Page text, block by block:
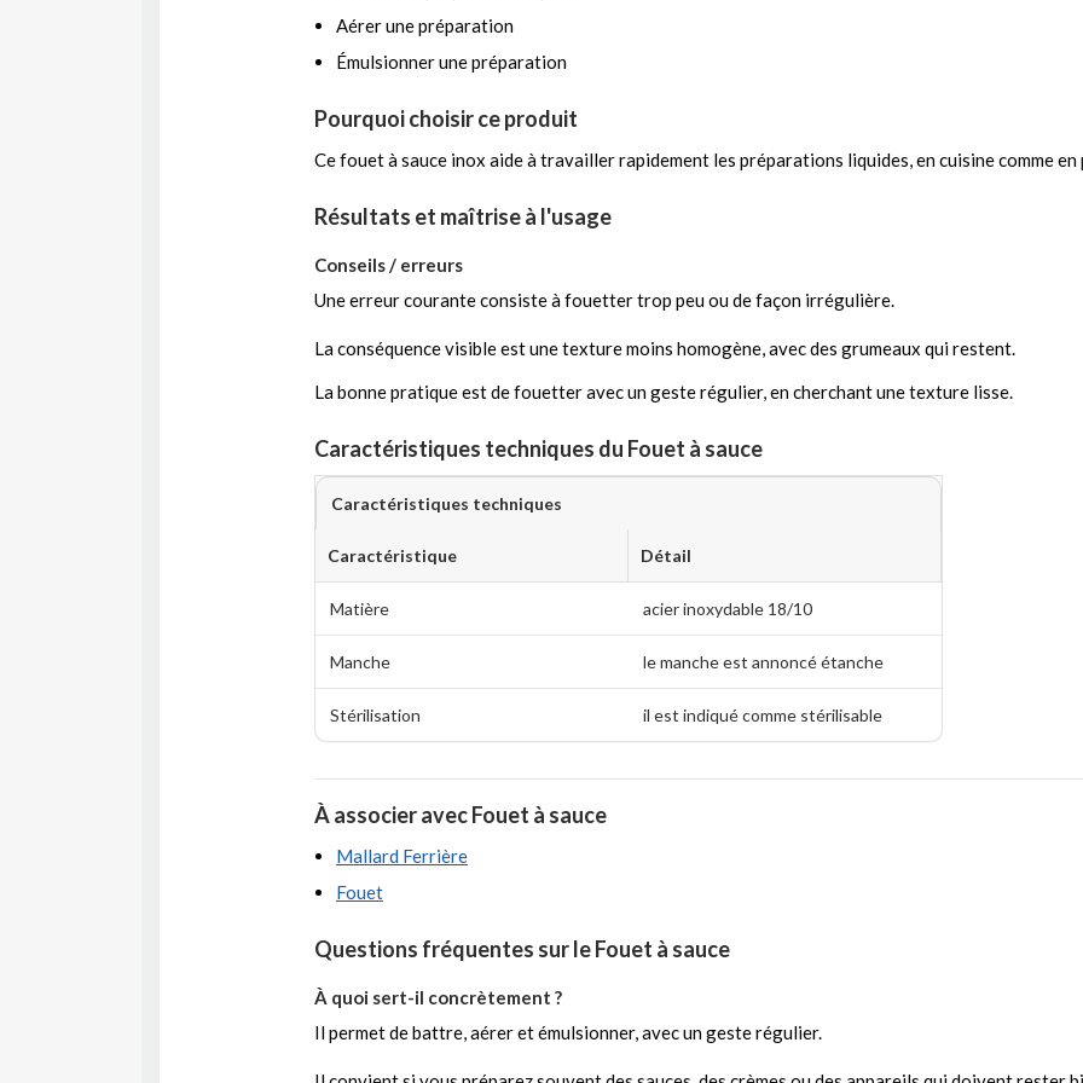
Aérer une préparation
Émulsionner une préparation
Pourquoi choisir ce produit
Ce fouet à sauce inox aide à travailler rapidement les préparations liquides, en cuisine comme
Résultats et maîtrise à l'usage
Conseils / erreurs
Une erreur courante consiste à fouetter trop peu ou de façon irrégulière.
La conséquence visible est une texture moins homogène, avec des grumeaux qui restent.
La bonne pratique est de fouetter avec un geste régulier, en cherchant une texture lisse.
Caractéristiques techniques du Fouet à sauce
Caractéristiques techniques
Caractéristique Détail
Matière acier inoxydable 18/10
Manche le manche est annoncé étanche
Stérilisation il est indiqué comme stérilisable
À associer avec Fouet à sauce
Mallard Ferrière
Fouet
Questions fréquentes sur le Fouet à sauce
À quoi sert-il concrètement ?
Il permet de battre, aérer et émulsionner, avec un geste régulier.